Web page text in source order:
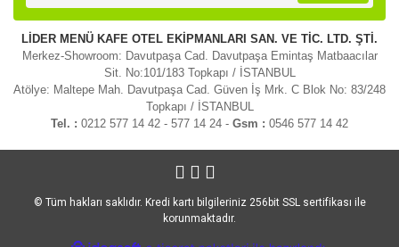
Ürün bilgilerinde hatalar bulunuyor.
Ürün fiyatı diğer sitelerden daha pahalı.
Bu ürüne benzer farklı alternatifler olmalı.
LİDER MENÜ KAFE OTEL EKİPMANLARI SAN. VE TİC. LTD. ŞTİ.
Merkez-Showroom: Davutpaşa Cad. Davutpaşa Emintaş Matbaacılar
Sit. No:101/183 Topkapı / İSTANBUL
Atölye: Maltepe Mah. Davutpaşa Cad. Güven İş Mrk. C Blok No: 83/248
Topkapı / İSTANBUL
Tel. : 0212 577 14 42 - 577 14 24 - Gsm : 0546 577 14 42
© Tüm hakları saklıdır. Kredi kartı bilgileriniz 256bit SSL sertifikası ile
korunmaktadır.